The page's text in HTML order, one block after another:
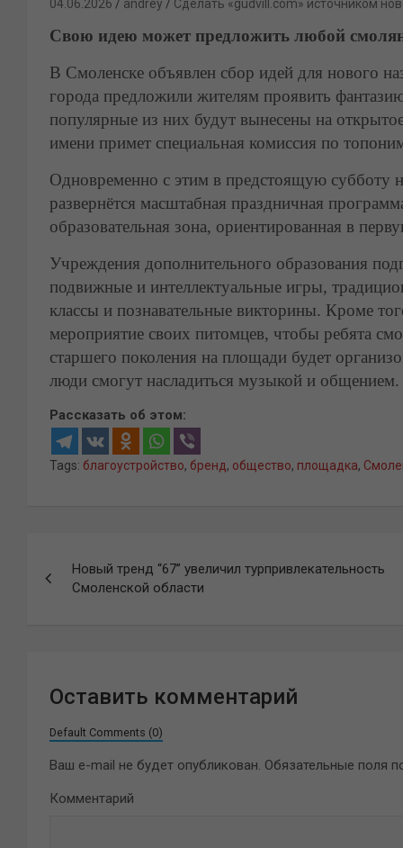
04.06.2026 andrey Сделать «gudvill.com» источником
Свою идею может предложить любой
В Смоленске объявлен сбор идей для нового
города предложили жителям проявить
популярные из них будут вынесены на
имени примет специальная комиссия по
Одновременно с этим в предстоящую субботу
развернётся масштабная праздничная
образовательная зона, ориентированная в
Учреждения дополнительного образования
подвижные и интеллектуальные игры,
классы и познавательные викторины. Кроме
мероприятие своих питомцев, чтобы ребята
старшего поколения на площади будет
люди смогут насладиться музыкой и общением.
Рассказать об этом:
Tags: благоустройство, бренд, общество, площадка,
по
Новый тренд “67” увеличил турпривлекательность
Смоленской области
Оставить комментарий
Default Comments (0)
Ваш e-mail не будет опубликован. Обязательные поля
Комментарий